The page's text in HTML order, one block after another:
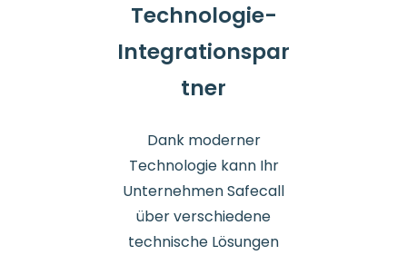
Technologie-
Integrationspar
tner
Dank moderner
Technologie kann Ihr
Unternehmen Safecall
über verschiedene
technische Lösungen